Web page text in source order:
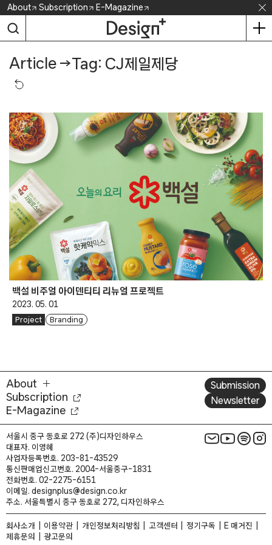
Skip
content
About Subscription E-Magazine
Article →Tag: CJ제일제당
백설 비주얼 아이덴티티 리뉴얼 프로젝트
2023. 05. 01
Project Branding
About
Subscription
E-Magazine
Submission
Newsletter
서울시 중구 동호로 272 (주)디자인하우스
대표자. 이영혜
사업자등록번호. 203-81-43529
통신판매업신고번호. 2004-서울중구-1831
전화번호. 02-2275-6151
이메일. designplus@design.co.kr
주소. 서울특별시 중구 동호로 272, 디자인하우스
회사소개 이용약관 개인정보처리방침 고객센터 정기구독
E 매거진
제휴문의
광고문의